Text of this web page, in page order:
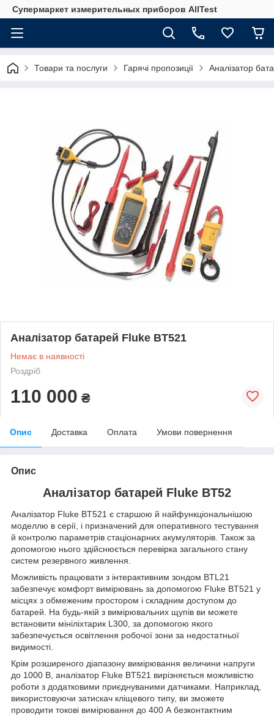
Супермаркет измерительных приборов AllTest
Товари та послуги Гарячі пропозиції Аналізатор
Аналізатор батарей Fluke BT521
Немає в наявності
Роздріб
110 000 ₴
Опис Доставка Оплата Умови повернення
Опис
Аналізатор батарей Fluke BT52
Аналізатор Fluke BT521 є старшою й найфункціональнішою
моделлю в серії, і призначений для оперативного тестування
й контролю параметрів стаціонарних акумуляторів. Також за
допомогою нього здійснюється перевірка загального стану
систем резервного живлення.
Можливість працювати з інтерактивним зондом BTL21
забезпечує комфорт вимірювань за допомогою Fluke BT521 у
місцях з обмеженим простором і складним доступом до
батарей. На будь-якій з вимірювальних щупів ви можете
встановити мініліхтарик L300, за допомогою якого
забезпечується освітлення робочої зони за недостатньої
видимості.
Крім розширеного діапазону вимірювання величини напруги
до 1000 В, аналізатор Fluke BT521 вирізняється можливістю
роботи з додатковими приєднуваними датчиками. Наприклад,
використовуючи затискач кліщевого типу, ви зможете
проводити токові вимірювання до 400 А безконтактним